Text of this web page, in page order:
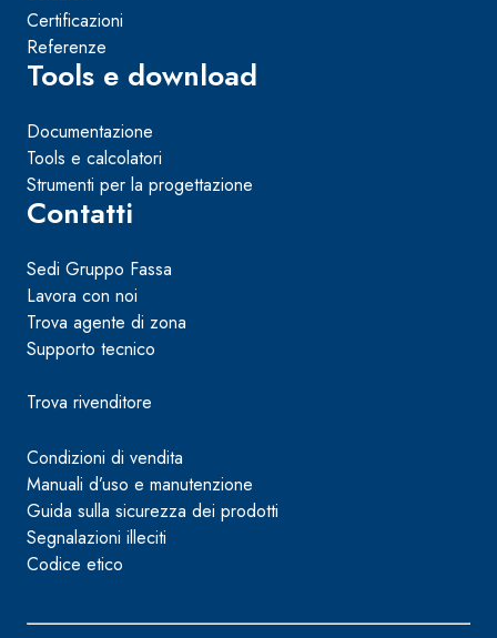
Certificazioni
Referenze
Tools e download
Documentazione
Tools e calcolatori
Strumenti per la progettazione
Contatti
Sedi Gruppo Fassa
Lavora con noi
Trova agente di zona
Supporto tecnico
Trova rivenditore
Condizioni di vendita
Manuali d’uso e manutenzione
Guida sulla sicurezza dei prodotti
Segnalazioni illeciti
Codice etico